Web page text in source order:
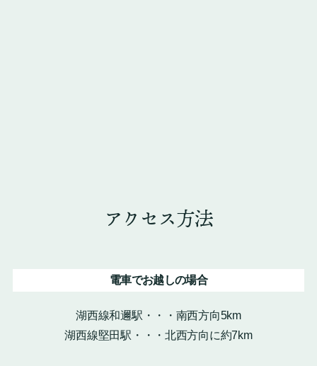
アクセス方法
電車でお越しの場合
湖西線和邇駅・・・南西方向5km
湖西線堅田駅・・・北西方向に約7km